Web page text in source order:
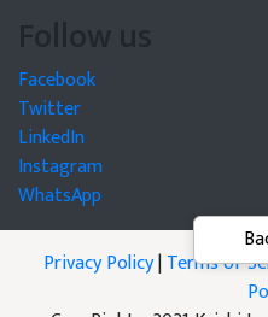
Follow us
Facebook
Twitter
LinkedIn
Instagram
WhatsApp
Privacy Policy|Terms of